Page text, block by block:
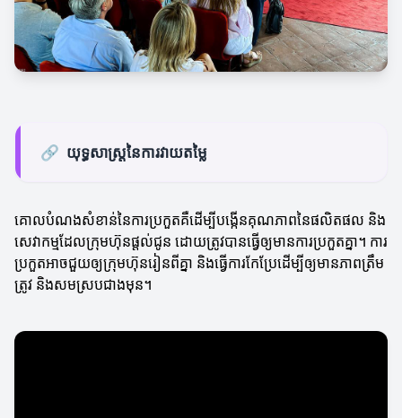
🔗 យុទ្ធសាស្ត្រនៃការវាយតម្លៃ
គោលបំណងសំខាន់នៃការប្រកួតគឺដើម្បីបង្កើនគុណភាពនៃផលិតផល និង
សេវាកម្មដែលក្រុមហ៊ុនផ្តល់ជូន ដោយត្រូវបានធ្វើឲ្យមានការប្រកួតគ្នា។ ការ
ប្រកួតអាចជួយឲ្យក្រុមហ៊ុនរៀនពីគ្នា និងធ្វើការកែប្រែដើម្បីឲ្យមានភាពត្រឹម
ត្រូវ និងសមស្របជាងមុន។